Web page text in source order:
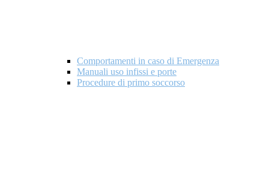
Comportamenti in caso di Emergenza
Manuali uso infissi e porte
Procedure di primo soccorso